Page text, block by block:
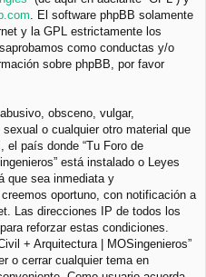
. El software phpBB solamente
y la GPL estrictamente los
como conductas y/o
sobre phpBB, por favor
obsceno, vulgar,
o cualquier otro material que
el país donde “Tu Foro de
está instalado o Leyes
que sea inmediata y
oportuno, con notificación a
Las direcciones IP de todos los
reforzar estas condiciones.
+ Arquitectura | MOSingenieros”
o cerrar cualquier tema en